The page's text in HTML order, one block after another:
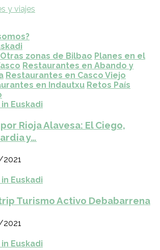
Otras zonas de Bilbao Planes en el
Restaurantes en Abando y
Restaurantes en Casco Viejo
en Indautxu Retos País
Euskadi
Rioja Alavesa: El Ciego,
y…
in Euskadi
Turismo Activo Debabarrena
Euskadi